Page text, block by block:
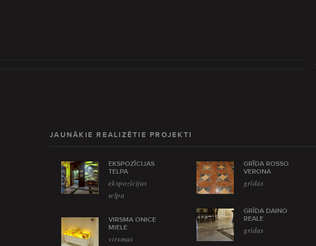
JAUNĀKIE REALIZĒTIE PROJEKTI
EKSPOZĪCIJAS
TELPA
ekspozīcijas
telpa
VIRSMA ONICE
MIELE
virsmas
GRĪDA ROSSO
VERONA
grīdas
GRĪDA DAINO
REALE
grīdas